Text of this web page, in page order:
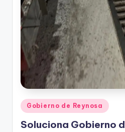
Publicado
en
Gobierno de Reynosa
Soluciona Gobierno